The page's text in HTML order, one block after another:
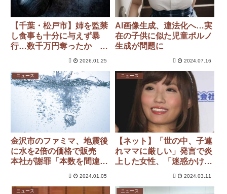
【千葉・松戸市】姉を監禁
し食事も十分に与えず暴
行…数千万円奪ったか 妹
2026.01.25
AI画像生成、違法化へ…実
在の子供に似た児童ポルノ
生成が問題に
2024.07.16
ニュース
金沢市のファミマ、地震後
に水を2倍の価格で販売
本社が謝罪「本数を間違え
2024.01.05
ニュース
【ネット】「世の中、子連
れママに厳しい」発言で炎
上した女性、「迷惑かけら
2024.03.11
ニュース ニュース